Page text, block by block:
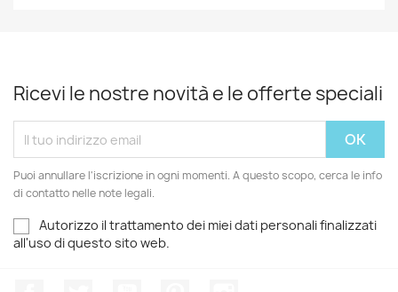
Ricevi le nostre novità e le offerte speciali
Puoi annullare l'iscrizione in ogni momenti. A questo scopo, cerca le info
di contatto nelle note legali.
Autorizzo il trattamento dei miei dati personali finalizzati
all'uso di questo sito web.